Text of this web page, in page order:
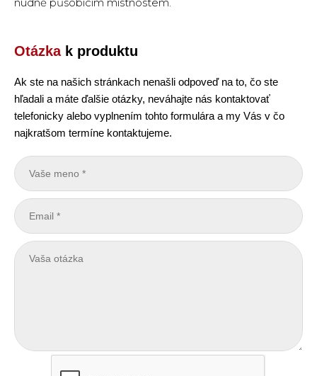
Otázkak produktu
Ak ste na našich stránkach nenašli odpoveď na to, čo ste
hľadali a máte ďalšie otázky, neváhajte nás kontaktovať
telefonicky alebo vyplnením tohto formulára a my Vás v čo
najkratšom termíne kontaktujeme.